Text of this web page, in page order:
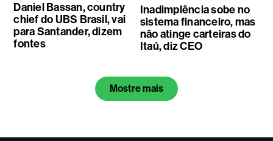
Daniel Bassan, country
chief do UBS Brasil, vai
para Santander, dizem
fontes
Inadimplência sobe no
sistema financeiro, mas
não atinge carteiras do
Itaú, diz CEO
Mostre mais